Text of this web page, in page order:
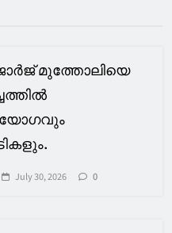
മുത്തോലിയെ
July 30, 2026 0